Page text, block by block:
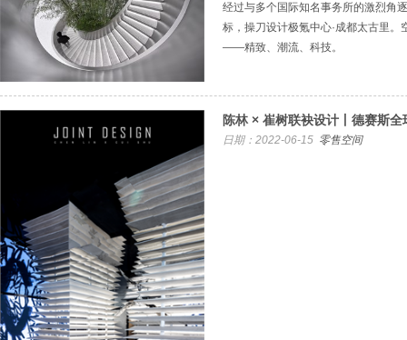
经过与多个国际知名事务所的激烈角
标，操刀设计极氪中心·成都太古里
——精致、潮流、科技。
陈林 × 崔树联袂设计丨德赛斯全
日期：2022-06-15 零售空间